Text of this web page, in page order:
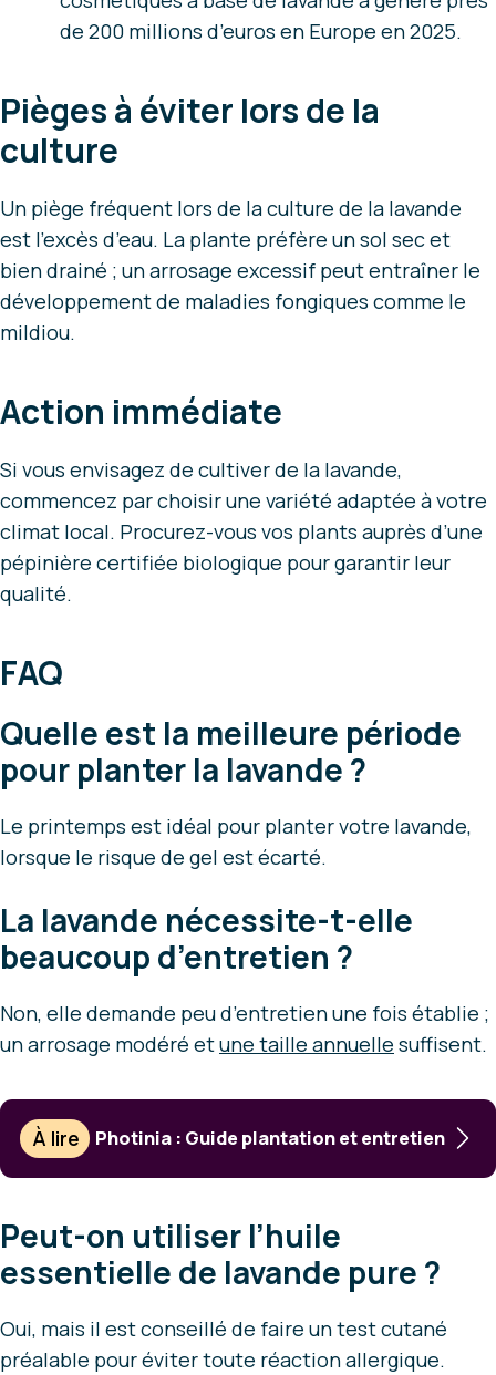
de 200 millions d’euros en Europe en 2025.
Pièges à éviter lors de la
culture
Un piège fréquent lors de la culture de la lavande
est l’excès d’eau. La plante préfère un sol sec et
bien drainé ; un arrosage excessif peut entraîner le
développement de maladies fongiques comme le
mildiou.
Action immédiate
Si vous envisagez de cultiver de la lavande,
commencez par choisir une variété adaptée à votre
climat local. Procurez-vous vos plants auprès d’une
pépinière certifiée biologique pour garantir leur
qualité.
FAQ
Quelle est la meilleure période
pour planter la lavande ?
Le printemps est idéal pour planter votre lavande,
lorsque le risque de gel est écarté.
La lavande nécessite-t-elle
beaucoup d’entretien ?
Non, elle demande peu d’entretien une fois établie ;
un arrosage modéré etune taille annuelle suffisent.
À lire Photinia : Guide plantation et entretien
Peut-on utiliser l’huile
essentielle de lavande pure ?
Oui, mais il est conseillé de faire un test cutané
préalable pour éviter toute réaction allergique.